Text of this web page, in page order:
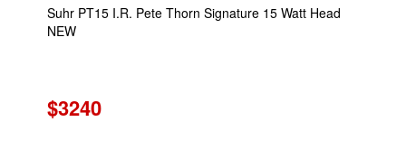
Suhr PT15 I.R. Pete Thorn Signature 15 Watt Head
NEW
$3240